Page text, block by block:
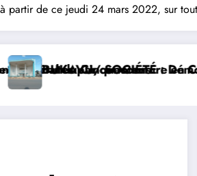
partir de ce jeudi 24 mars 2022, sur
Centre Hospitalier
de la Paroisse de